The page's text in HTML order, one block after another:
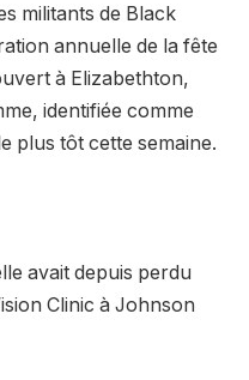
militants de Black
annuelle de la fête
à Elizabethton,
identifiée comme
plus tôt cette semaine.
avait depuis perdu
Clinic à Johnson